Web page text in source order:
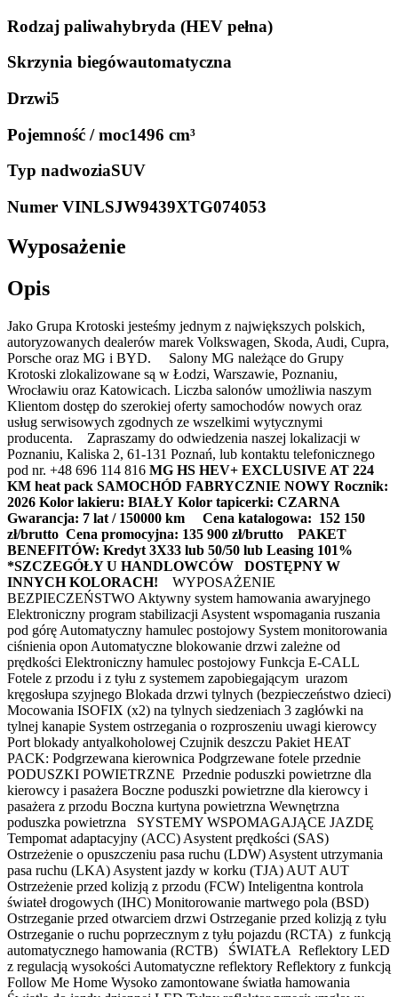
Rodzaj paliwahybryda (HEV pełna)
Skrzynia biegówautomatyczna
Drzwi5
Pojemność / moc1496 cm³
Typ nadwoziaSUV
Numer VINLSJW9439XTG074053
Wyposażenie
Opis
Jako Grupa Krotoski jesteśmy jednym z największych polskich,
autoryzowanych dealerów marek Volkswagen, Skoda, Audi, Cupra,
Porsche oraz MG i BYD. Salony MG należące do Grupy
Krotoski zlokalizowane są w Łodzi, Warszawie, Poznaniu,
Wrocławiu oraz Katowicach. Liczba salonów umożliwia naszym
Klientom dostęp do szerokiej oferty samochodów nowych oraz
usług serwisowych zgodnych ze wszelkimi wytycznymi
producenta. Zapraszamy do odwiedzenia naszej lokalizacji w
Poznaniu, Kaliska 2, 61-131 Poznań, lub kontaktu telefonicznego
pod nr. +48 696 114 816 MG HS HEV+ EXCLUSIVE AT 224
KM heat pack SAMOCHÓD FABRYCZNIE NOWY Rocznik:
2026 Kolor lakieru: BIAŁY Kolor tapicerki: CZARNA
Gwarancja: 7 lat / 150000 km
Cena katalogowa: 152 150
zł/brutto Cena promocyjna: 135 900 zł/brutto
PAKET
BENEFITÓW: Kredyt 3X33 lub 50/50 lub Leasing 101%
*SZCZEGÓŁY U HANDLOWCÓW
DOSTĘPNY W
INNYCH KOLORACH! WYPOSAŻENIE
BEZPIECZEŃSTWO Aktywny system hamowania awaryjnego
Elektroniczny program stabilizacji Asystent wspomagania ruszania
pod górę Automatyczny hamulec postojowy System monitorowania
ciśnienia opon Automatyczne blokowanie drzwi zależne od
prędkości Elektroniczny hamulec postojowy Funkcja E-CALL
Fotele z przodu i z tyłu z systemem zapobiegającym urazom
kręgosłupa szyjnego Blokada drzwi tylnych (bezpieczeństwo dzieci)
Mocowania ISOFIX (x2) na tylnych siedzeniach 3 zagłówki na
tylnej kanapie System ostrzegania o rozproszeniu uwagi kierowcy
Port blokady antyalkoholowej Czujnik deszczu Pakiet HEAT
PACK: Podgrzewana kierownica Podgrzewane fotele przednie
PODUSZKI POWIETRZNE Przednie poduszki powietrzne dla
kierowcy i pasażera Boczne poduszki powietrzne dla kierowcy i
pasażera z przodu Boczna kurtyna powietrzna Wewnętrzna
poduszka powietrzna SYSTEMY WSPOMAGAJĄCE JAZDĘ
Tempomat adaptacyjny (ACC) Asystent prędkości (SAS)
Ostrzeżenie o opuszczeniu pasa ruchu (LDW) Asystent utrzymania
pasa ruchu (LKA) Asystent jazdy w korku (TJA) AUT AUT
Ostrzeżenie przed kolizją z przodu (FCW) Inteligentna kontrola
świateł drogowych (IHC) Monitorowanie martwego pola (BSD)
Ostrzeganie przed otwarciem drzwi Ostrzeganie przed kolizją z tyłu
Ostrzeganie o ruchu poprzecznym z tyłu pojazdu (RCTA) z funkcją
automatycznego hamowania (RCTB) ŚWIATŁA Reflektory LED
z regulacją wysokości Automatyczne reflektory Reflektory z funkcją
Follow Me Home Wysoko zamontowane światła hamowania